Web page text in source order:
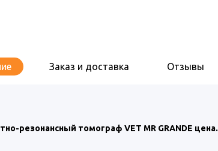
Заказ и доставка Отзывы
резонансный томограф VET MR GRANDE цена.